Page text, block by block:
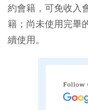
約會籍，可免收入
籍；尚未使用完畢
續使用。